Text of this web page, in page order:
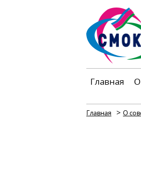
Главная
Главная > О